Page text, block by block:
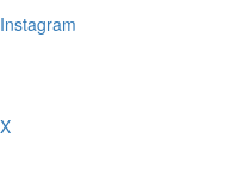
Instagram
X